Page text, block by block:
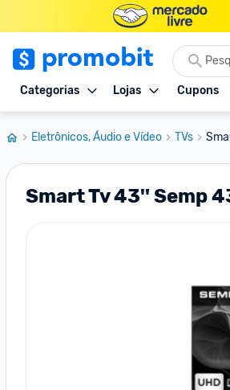
Categorias Lojas Cupons
Eletrônicos, Áudio e Vídeo TVs
Smart Tv 43'' Semp